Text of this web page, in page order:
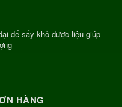
để sấy khô dược liệu giúp
HÀNG